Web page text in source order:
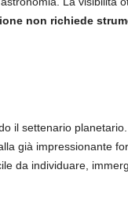
non richiede
il settenario
già impressionante
da individuare,